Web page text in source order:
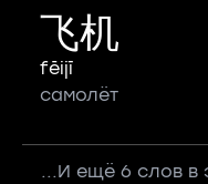
飞机
fēijī
самолёт
...И ещё 6 слов в